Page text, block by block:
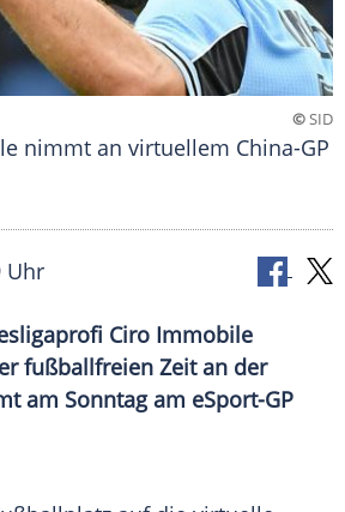
©SID
nimmt an virtuellem China-GP
Uhr
Ciro Immobile
fußballfreien Zeit an der
am Sonntag am eSport-GP